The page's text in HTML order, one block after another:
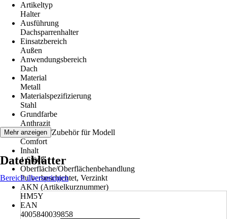
Artikeltyp
Halter
Ausführung
Dachsparrenhalter
Einsatzbereich
Außen
Anwendungsbereich
Dach
Material
Metall
Materialspezifizierung
Stahl
Grundfarbe
Anthrazit
Ersatzteil/Zubehör für Modell
Comfort
Inhalt
1 Stück
Oberfläche/Oberflächenbehandlung
Pulverbeschichtet, Verzinkt
AKN (Artikelkurznummer)
HM5Y
EAN
4005840039858
Mehr anzeigen
Datenblätter
Bereich überspringen